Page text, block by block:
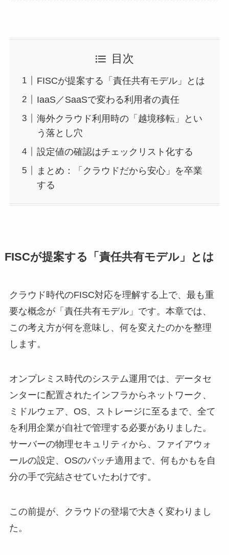
目次
FISCが提案する「責任共有モデル」とは
IaaS／SaaSで変わる利用者の責任
海外クラウド利用時の「越境移転」とい
う落とし穴
設定値の確認はチェックリスト化する
まとめ：「クラウドだから安心」を卒業
する
FISCが提案する「責任共有モデル」とは
クラウド時代のFISC対応を理解する上で、最も重
要な概念が「責任共有モデル」です。本章では、
この考え方が何を意味し、何を変えたのかを整理
します。
オンプレミス時代のシステム運用では、データセ
ンターに配置されたインフラからネットワーク、
ミドルウェア、OS、ストレージに至るまで、全て
を利用企業が自社で管理する必要がありました。
サーバーの物理セキュリティから、ファイアウォ
ールの設定、OSのパッチ適用まで、何もかもを自
分の手で完結させていたわけです。
この前提が、クラウドの登場で大きく変わりまし
た。